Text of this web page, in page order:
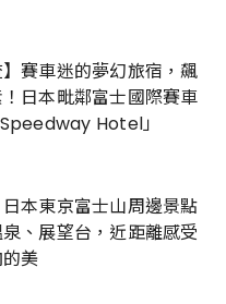
】賽車迷的夢幻旅宿，飆
日本毗鄰富士國際賽車
Hotel」
本東京富士山周邊景點
、展望台，近距離感受
美